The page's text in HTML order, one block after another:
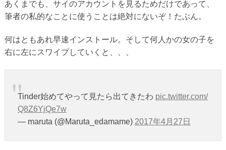
あくまでも、サイのアカウントを見るためだけであって、
筆者の私的なことに使うことは絶対にないぞ！たぶん。
何はともあれ早速インストール。そして何人かの女の子を
右に左にスワイプしていくと、、、
Tinder始めてやって見たら出てきたわ pic.twitter.com/
Q8Z6YjQe7w
— maruta (@Maruta_edamame) 2017年4月27日